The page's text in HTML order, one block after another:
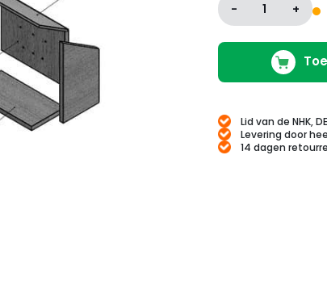
- 1 +
Lid van de NHK,
Levering door
14 dagen